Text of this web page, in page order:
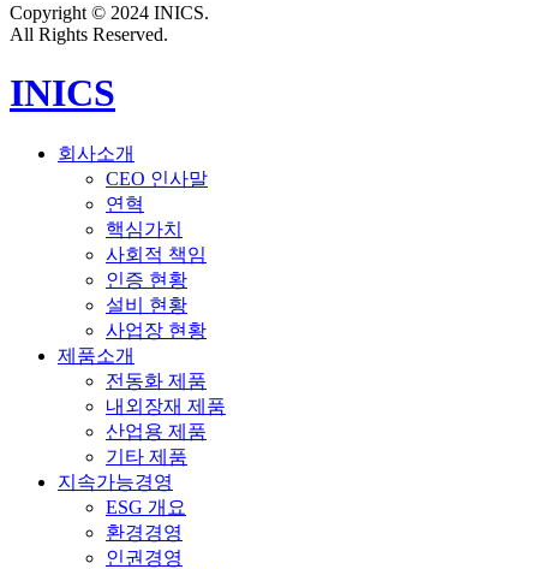
Copyright © 2024 INICS.
All Rights Reserved.
INICS
회사소개
CEO 인사말
연혁
핵심가치
사회적 책임
인증 현황
설비 현황
사업장 현황
제품소개
전동화 제품
내외장재 제품
산업용 제품
기타 제품
지속가능경영
ESG 개요
환경경영
인권경영